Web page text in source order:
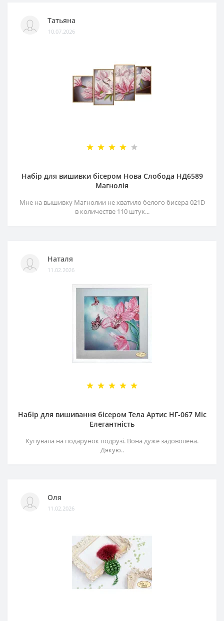
Татьяна
10.07.2026
Набір для вишивки бісером Нова Слобода НД6589
Магнолія
Мне на вышивку Магнолии не хватило белого бисера 021D
в количестве 110 штук...
Наталя
11.02.2026
Набір для вишивання бісером Тела Артис НГ-067 Міс
Елегантність
Купувала на подарунок подрузі. Вона дуже задоволена.
Дякую..
Оля
11.02.2026